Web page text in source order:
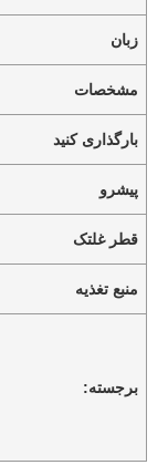
زبان
مشخصات
بارگذاری کنید
پیشرو
قطر غلتک
منبع تغذیه
برجسته: